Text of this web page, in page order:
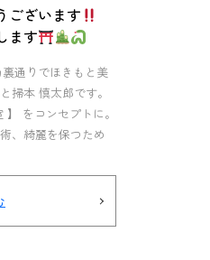
ございます
ます
通りでほきもと美
掃本 慎太郎です。
】 をコンセプトに。
、綺麗を保つため